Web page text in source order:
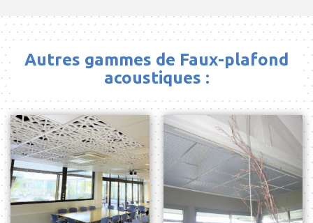
Autres gammes de Faux-plafond
acoustiques :